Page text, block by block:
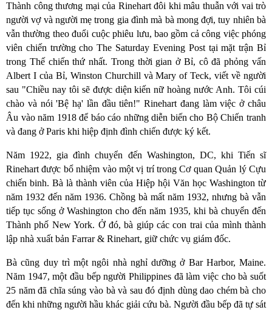
Thành công thương mại của Rinehart đôi khi mâu thuẫn với vai trò
người vợ và người mẹ trong gia đình mà bà mong đợi, tuy nhiên bà
vẫn thường theo đuổi cuộc phiêu lưu, bao gồm cả công việc phóng
viên chiến trường cho The Saturday Evening Post tại mặt trận Bỉ
trong Thế chiến thứ nhất. Trong thời gian ở Bỉ, cô đã phỏng vấn
Albert I của Bỉ, Winston Churchill và Mary of Teck, viết về người
sau "Chiều nay tôi sẽ được diện kiến nữ hoàng nước Anh. Tôi cúi
chào và nói 'Bệ hạ' lần đầu tiên!" Rinehart đang làm việc ở châu
Âu vào năm 1918 để báo cáo những diễn biến cho Bộ Chiến tranh
và đang ở Paris khi hiệp định đình chiến được ký kết.
Năm 1922, gia đình chuyển đến Washington, DC, khi Tiến sĩ
Rinehart được bổ nhiệm vào một vị trí trong Cơ quan Quản lý Cựu
chiến binh. Bà là thành viên của Hiệp hội Văn học Washington từ
năm 1932 đến năm 1936. Chồng bà mất năm 1932, nhưng bà vẫn
tiếp tục sống ở Washington cho đến năm 1935, khi bà chuyển đến
Thành phố New York. Ở đó, bà giúp các con trai của mình thành
lập nhà xuất bản Farrar & Rinehart, giữ chức vụ giám đốc.
Bà cũng duy trì một ngôi nhà nghỉ dưỡng ở Bar Harbor, Maine.
Năm 1947, một đầu bếp người Philippines đã làm việc cho bà suốt
25 năm đã chĩa súng vào bà và sau đó định dùng dao chém bà cho
đến khi những người hầu khác giải cứu bà. Người đầu bếp đã tự sát